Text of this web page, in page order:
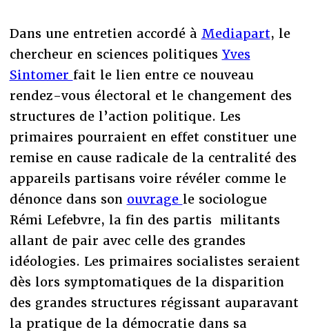
Dans une entretien accordé à Mediapart, le
chercheur en sciences politiques Yves
Sintomer fait le lien entre ce nouveau
rendez-vous électoral et le changement des
structures de l’action politique. Les
primaires pourraient en effet constituer une
remise en cause radicale de la centralité des
appareils partisans voire révéler comme le
dénonce dans son ouvrage le sociologue
Rémi Lefebvre, la fin des partis militants
allant de pair avec celle des grandes
idéologies. Les primaires socialistes seraient
dès lors symptomatiques de la disparition
des grandes structures régissant auparavant
la pratique de la démocratie dans sa